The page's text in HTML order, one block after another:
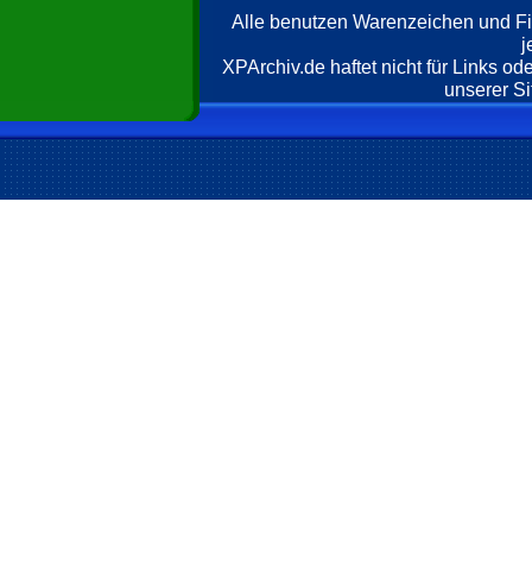
Alle benutzen Warenzeichen und
XPArchiv.de haftet nicht für Links
unserer